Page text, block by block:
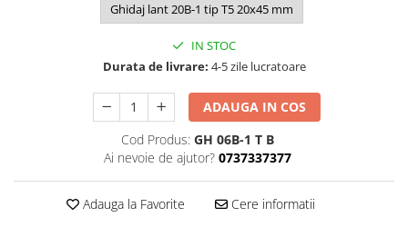
Ghidaj lant 20B-1 tip T5 20x45 mm
IN STOC
Durata de livrare: 4-5 zile lucratoare
ADAUGA IN COS
Cod Produs: GH 06B-1 T B
Ai nevoie de ajutor? 0737337377
Adauga la Favorite Cere informatii